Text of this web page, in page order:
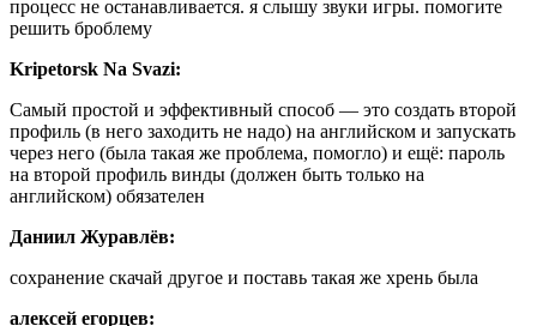
процесс не останавливается. я слышу звуки игры. помогите
решить броблему
Kripetorsk Na Svazi:
Самый простой и эффективный способ — это создать второй
профиль (в него заходить не надо) на английском и запускать
через него (была такая же проблема, помогло) и ещё: пароль
на второй профиль винды (должен быть только на
английском) обязателен
Даниил Журавлёв:
сохранение скачай другое и поставь такая же хрень была
алексей егорцев: